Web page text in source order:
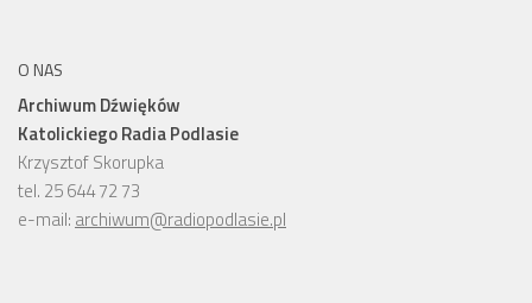
O NAS
Archiwum Dźwięków
Katolickiego Radia Podlasie
Krzysztof Skorupka
tel. 25 644 72 73
e-mail: archiwum@radiopodlasie.pl